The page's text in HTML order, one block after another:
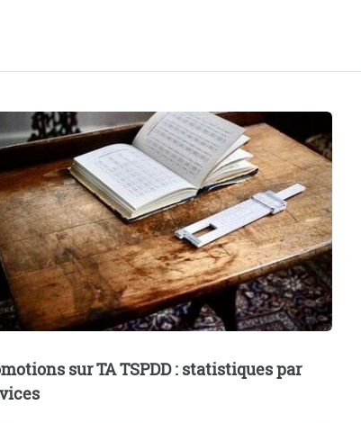
sur TA TSPDD : statistiques par